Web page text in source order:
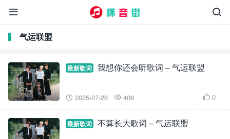


气运联盟
最新歌词 我想你还会听歌词 – 气运联盟
 2025-07-26  406  0
最新歌词 不算长大歌词 – 气运联盟